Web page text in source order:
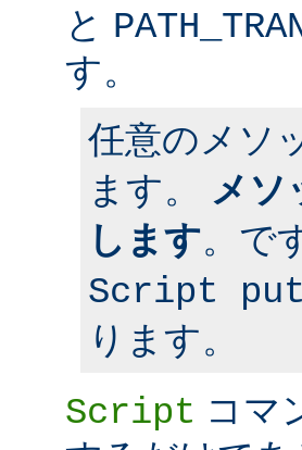
と
す。
任意のメソ
ます。
メソ
します。で
Script put
ります。
Script コマ